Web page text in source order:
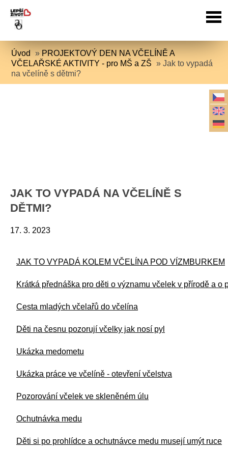
Úvod » PROJEKTOVÝ DEN NA VČELÍNĚ A
VČELAŘSKÉ AKTIVITY - pro MŠ a ZŠ »Jak to vypadá
na včelíně s dětmi?
JAK TO VYPADÁ NA VČELÍNĚ S
DĚTMI?
17. 3. 2023
JAK TO VYPADÁ KOLEM VČELÍNA POD VÍZMBURKEM
Krátká přednáška pro děti o významu včelek v přírodě a o
Cesta mladých včelařů do včelína
Děti na česnu pozorují včelky jak nosí pyl
Ukázka medometu
Ukázka práce ve včelíně - otevření včelstva
Pozorování včelek ve skleněném úlu
Ochutnávka medu
Děti si po prohlídce a ochutnávce medu musejí umýt ruce